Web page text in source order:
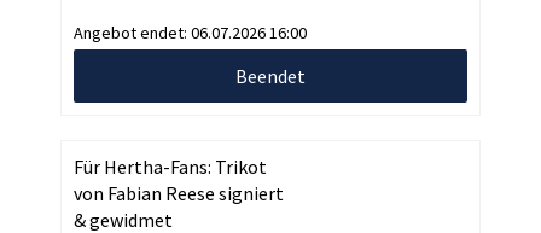
Angebot endet: 06.07.2026 16:00
Beendet
Für Hertha-Fans: Trikot
von Fabian Reese signiert
& gewidmet